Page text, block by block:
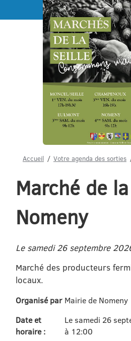
Accueil Votre agenda des sorties
Marché de
Nomeny
Le samedi 26 septembre
Marché des producteurs
locaux.
Organisé par Mairie de Nomeny
Date et
horaire :
Le samedi 26
à 12:00